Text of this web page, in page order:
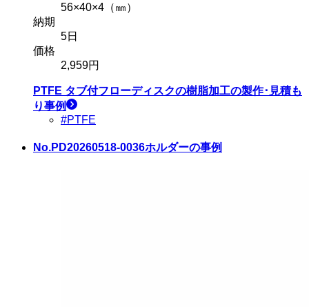
56×40×4（㎜）
納期
5日
価格
2,959円
PTFE タブ付フローディスクの樹脂加工の製作･見積も
り事例
#PTFE
No.PD20260518-0036ホルダーの事例